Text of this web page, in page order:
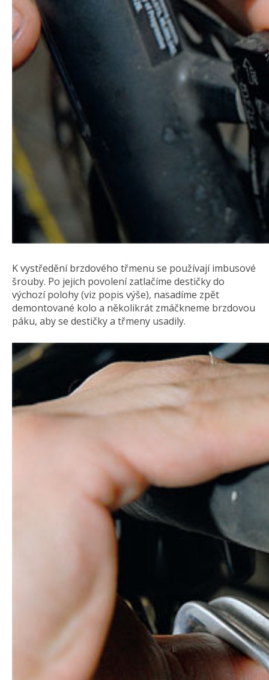
K vystředění brzdového třmenu se používají imbusové
šrouby. Po jejich povolení zatlačíme destičky do
výchozí polohy (viz popis výše), nasadíme zpět
demontované kolo a několikrát zmáčkneme brzdovou
páku, aby se destičky a třmeny usadily.